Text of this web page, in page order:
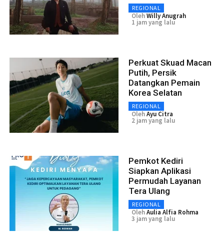
REGIONAL
OlehWilly Anugrah
1 jam yang lalu
Perkuat Skuad Macan
Putih, Persik
Datangkan Pemain
Korea Selatan
REGIONAL
OlehAyu Citra
2 jam yang lalu
Pemkot Kediri
Siapkan Aplikasi
Permudah Layanan
Tera Ulang
REGIONAL
OlehAulia Alfia Rohma
3 jam yang lalu